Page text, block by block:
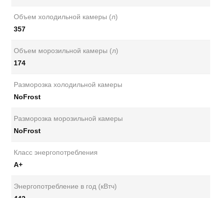
Объем холодильной камеры (л)
357
Объем морозильной камеры (л)
174
Разморозка холодильной камеры
NoFrost
Разморозка морозильной камеры
NoFrost
Класс энергопотребления
А+
Энергопотребление в год (кВтч)